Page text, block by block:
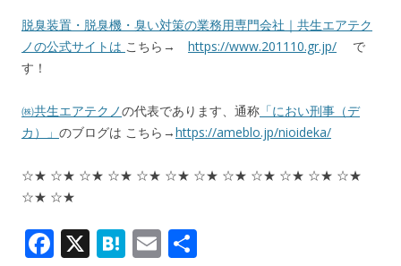
脱臭装置・脱臭機・臭い対策の業務用専門会社｜共生エアテク
ノの公式サイトは こちら→ https://www.201110.gr.jp/ で
す！
㈱共生エアテクノの代表であります、通称 「におい刑事（デ
カ）」 のブログは こちら→https://ameblo.jp/nioideka/
☆★ ☆★ ☆★ ☆★ ☆★ ☆★ ☆★ ☆★ ☆★ ☆★ ☆★ ☆★
☆★ ☆★
F X H E